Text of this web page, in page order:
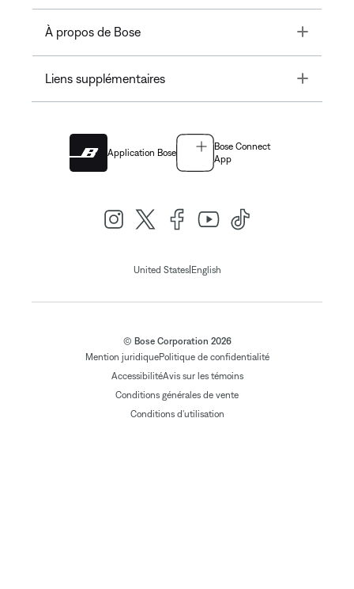
À propos de Bose Toggle
Liens supplémentaires Toggle
Application Bose
Bose Connect
App
United States|English
© Bose Corporation 2026
Mention juridiquePolitique de confidentialité
AccessibilitéAvis sur les témoins
Conditions générales de vente
Conditions d'utilisation